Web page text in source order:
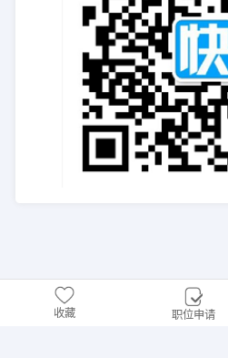
收藏 职位申请